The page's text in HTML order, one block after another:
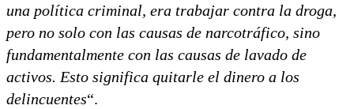
una política criminal, era trabajar contra la droga,
pero no solo con las causas de narcotráfico, sino
fundamentalmente con las causas de lavado de
activos. Esto significa quitarle el dinero a los
delincuentes“.